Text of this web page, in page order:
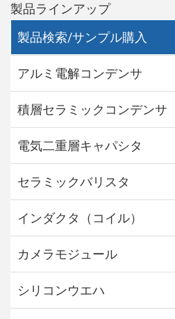
製品ラインアップ
製品検索/サンプル購入
アルミ電解コンデンサ
積層セラミックコンデンサ
電気二重層キャパシタ
セラミックバリスタ
インダクタ（コイル）
カメラモジュール
シリコンウエハ